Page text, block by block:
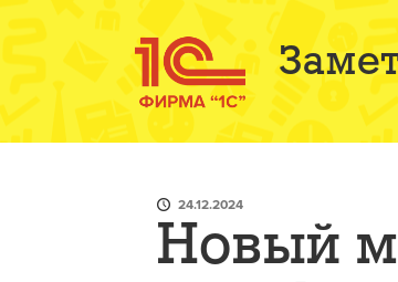
24.12.2024
Новый